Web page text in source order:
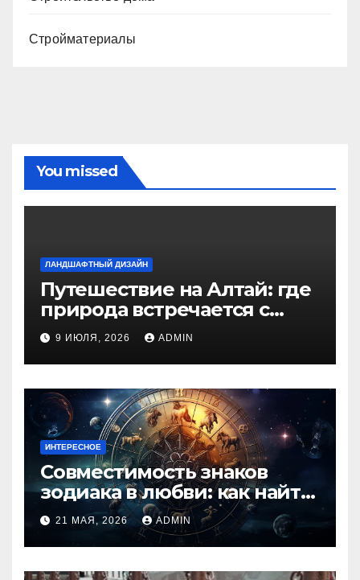
Стройматериалы
You missed
ЛАНДШАФТНЫЙ ДИЗАЙН
Путешествие на Алтай: где
природа встречается с
духом приключений
9 ИЮЛЯ, 2026 ADMIN
ИНТЕРЕСНОЕ
Совместимость знаков
зодиака в любви: как найти
идеальную пару и
избежать конфликтов
21 МАЯ, 2026 ADMIN